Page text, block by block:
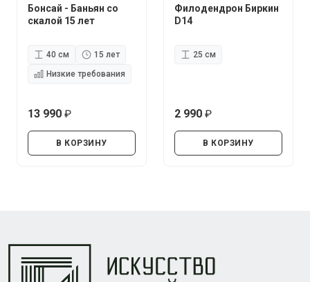
Бонсай - Баньян со
скалой 15 лет
40 см
15 лет
Низкие требования
13 990
В КОРЗИНУ
Филодендрон Биркин
D14
25 см
2 990
В КОРЗИНУ